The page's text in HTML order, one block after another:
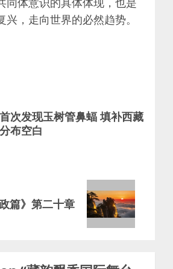
兴，走向世界的必然趋势。
次发现玉树管鼻蝠 填补西藏
布空白
篇》第二十章